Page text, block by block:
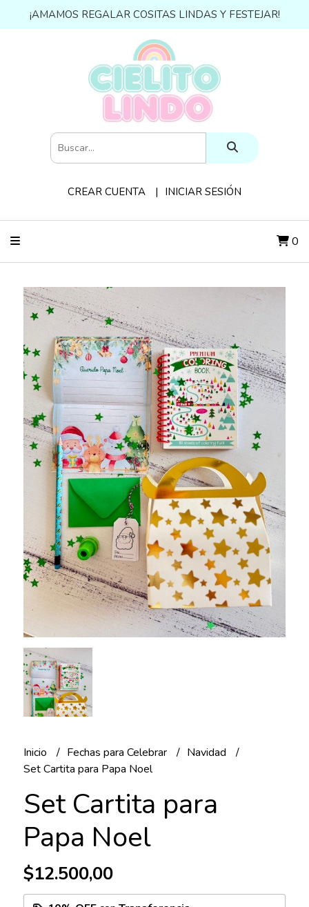
¡AMAMOS REGALAR COSITAS LINDAS Y FESTEJAR!
CREAR CUENTA INICIAR SESIÓN
0
Inicio Fechas para Celebrar
Navidad
Set Cartita para Papa Noel
Set Cartita para
Papa Noel
$12.500,00